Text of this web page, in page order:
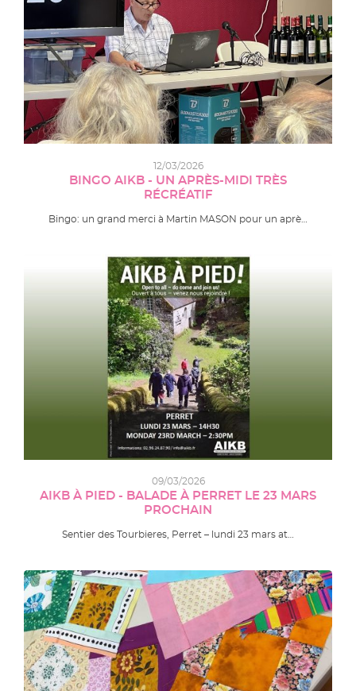
12/03/2026
BINGO AIKB - UN APRÈS-MIDI TRÈS
RÉCRÉATIF
Bingo: un grand merci à Martin MASON pour un aprè…
09/03/2026
AIKB À PIED - BALADE À PERRET LE 23 MARS
PROCHAIN
Sentier des Tourbieres, Perret – lundi 23 mars at…